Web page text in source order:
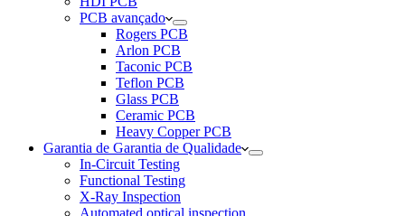
PCB avançado
Rogers PCB
Arlon PCB
Taconic PCB
Teflon PCB
Glass PCB
Ceramic PCB
Heavy Copper PCB
Garantia de Garantia de Qualidade
In-Circuit Testing
Functional Testing
X-Ray Inspection
Automated optical inspection